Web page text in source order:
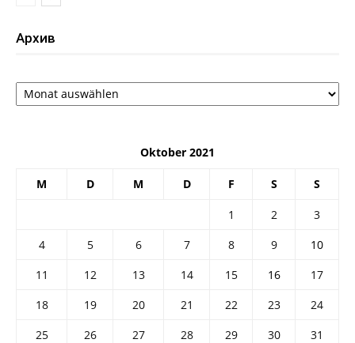
Архив
Архив
Oktober 2021
M D M D F S S
1 2
3
4
5 6 7 8 9
10
11
12 13 14 15 16
17
18
19 20 21 22 23
24
25
26 27 28 29 30
31